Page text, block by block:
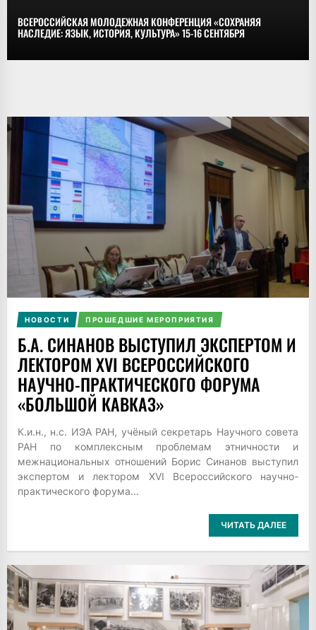
ВСЕРОССИЙСКАЯ МОЛОДЕЖНАЯ КОНФЕРЕНЦИЯ «СОХРАНЯЯ
НАСЛЕДИЕ: ЯЗЫК, ИСТОРИЯ, КУЛЬТУРА» 15-16 СЕНТЯБРЯ
НОВОСТИ ПРОШЕДШИЕ МЕРОПРИЯТИЯ
Б.А. СИНАНОВ ВЫСТУПИЛ ЭКСПЕРТОМ И
ЛЕКТОРОМ XVI ВСЕРОССИЙСКОГО
НАУЧНО-ПРАКТИЧЕСКОГО ФОРУМА
«БОЛЬШОЙ КАВКАЗ»
К.и.н., н.с. ИЭА РАН, учёный секретарь Научного совета
РАН по комплексным проблемам этничности и
межнациональных отношений Борис Синанов выступил
экспертом и лектором XVI Всероссийского научно-
практического форума...
ЧИТАТЬ ДАЛЕЕ